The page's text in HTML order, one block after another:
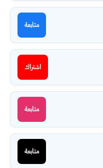
متابعة
اشتراك
متابعة
متابعة